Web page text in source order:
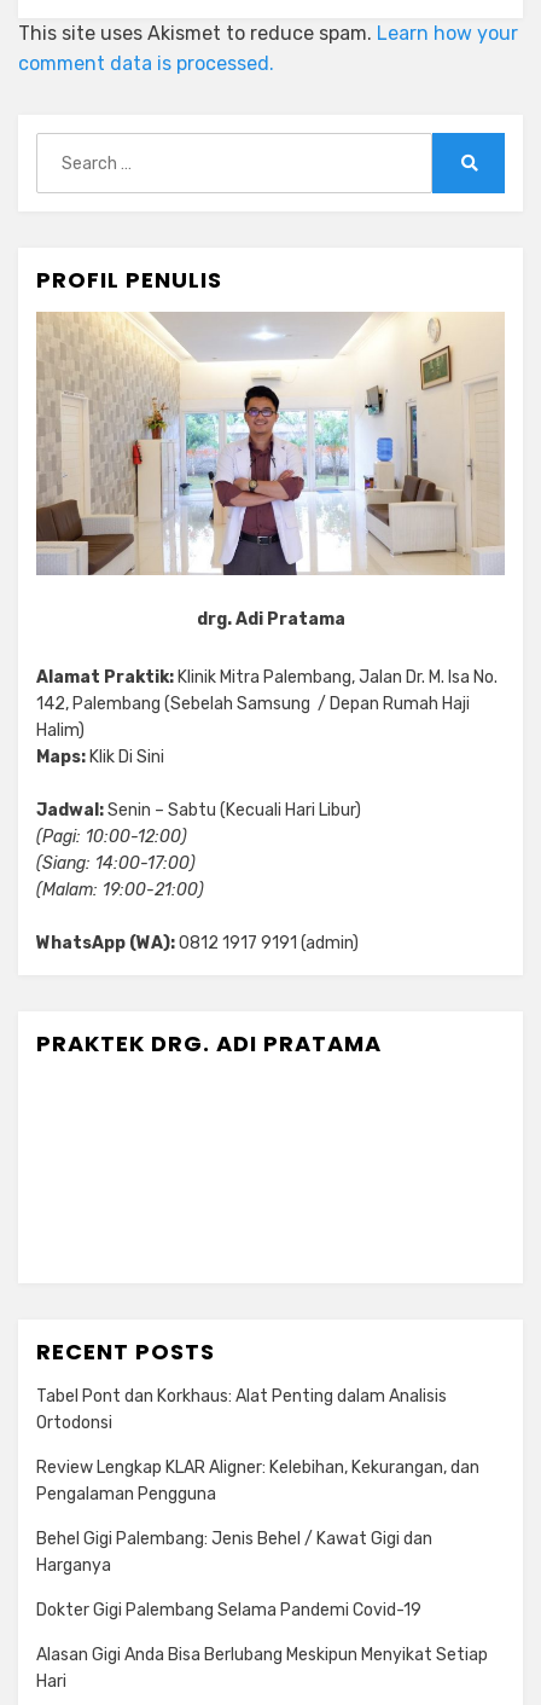
This site uses Akismet to reduce spam. Learn how your
comment data is processed.
for:
PROFIL PENULIS
drg. Adi Pratama
Alamat Praktik:Klinik Mitra Palembang, Jalan Dr. M. Isa No.
142, Palembang (Sebelah Samsung / Depan Rumah Haji
Halim)
Maps:Klik Di Sini
Jadwal:Senin – Sabtu (Kecuali Hari Libur)
(Pagi: 10:00-12:00)
(Siang: 14:00-17:00)
(Malam: 19:00-21:00)
WhatsApp (WA):0812 1917 9191 (admin)
PRAKTEK DRG. ADI PRATAMA
RECENT POSTS
Tabel Pont dan Korkhaus: Alat Penting dalam Analisis
Ortodonsi
Review Lengkap KLAR Aligner: Kelebihan, Kekurangan, dan
Pengalaman Pengguna
Behel Gigi Palembang: Jenis Behel / Kawat Gigi dan
Harganya
Dokter Gigi Palembang Selama Pandemi Covid-19
Alasan Gigi Anda Bisa Berlubang Meskipun Menyikat Setiap
Hari